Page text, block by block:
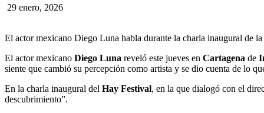
29 enero, 2026
El actor mexicano Diego Luna habla durante la charla inaugural de
El actor mexicano Diego Luna reveló este jueves en Cartagena de
siente que cambió su percepción como artista y se dio cuenta de lo
En la charla inaugural del Hay Festival, en la que dialogó con el
descubrimiento”.